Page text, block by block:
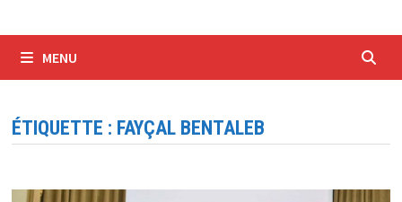
MENU
ÉTIQUETTE : FAYÇAL BENTALEB